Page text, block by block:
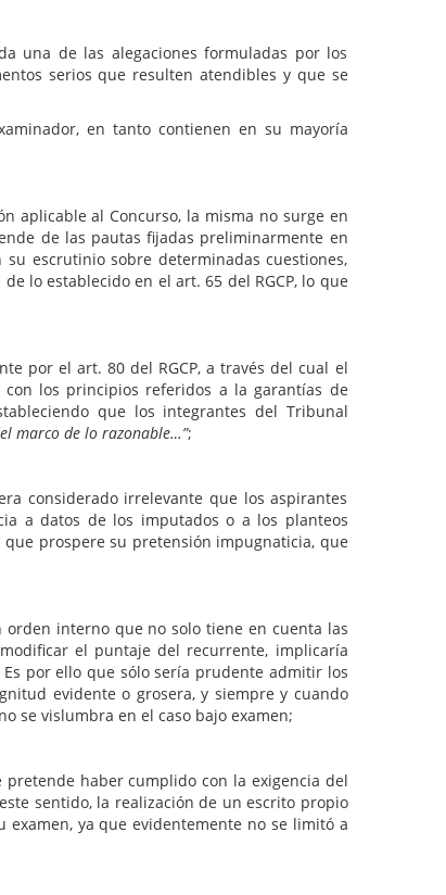
una de las alegaciones formuladas por los
serios que resulten atendibles y que se
en tanto contienen en su mayoría
aplicable al Concurso, la misma no surge en
de las pautas fijadas preliminarmente en
escrutinio sobre determinadas cuestiones,
lo establecido en el art. 65 del RGCP, lo que
por el art. 80 del RGCP, a través del cual el
los principios referidos a la garantías de
que los integrantes del Tribunal
marco de lo razonable…”;
considerado irrelevante que los aspirantes
a datos de los imputados o a los planteos
prospere su pretensión impugnaticia, que
interno que no solo tiene en cuenta las
el puntaje del recurrente, implicaría
por ello que sólo sería prudente admitir los
evidente o grosera, y siempre y cuando
se vislumbra en el caso bajo examen;
haber cumplido con la exigencia del
sentido, la realización de un escrito propio
ya que evidentemente no se limitó a